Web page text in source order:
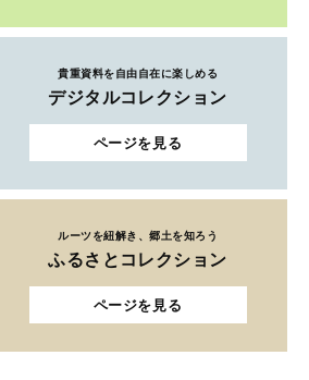
貴重資料を自由自在に楽しめる
デジタルコレクション
ページを見る
ルーツを紐解き、郷土を知ろう
ふるさとコレクション
ページを見る